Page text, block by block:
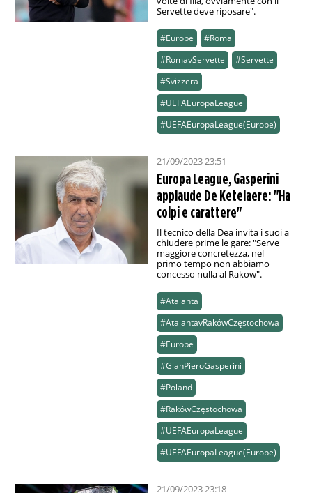
Servette deve riposare".
#Europe
#Roma
#RomavServette
#Servette
#Svizzera
#UEFAEuropaLeague
#UEFAEuropaLeague(Europe)
21/09/2023 23:51
Europa League, Gasperini
applaude De Ketelaere: "Ha
colpi e carattere"
Il tecnico della Dea invita i suoi a
chiudere prime le gare: "Serve
maggiore concretezza, nel
primo tempo non abbiamo
concesso nulla al Rakow".
#Atalanta
#AtalantavRakówCzęstochowa
#Europe
#GianPieroGasperini
#Poland
#RakówCzęstochowa
#UEFAEuropaLeague
#UEFAEuropaLeague(Europe)
21/09/2023 23:18